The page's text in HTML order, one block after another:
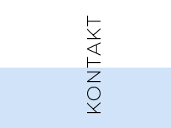
KONTAKT